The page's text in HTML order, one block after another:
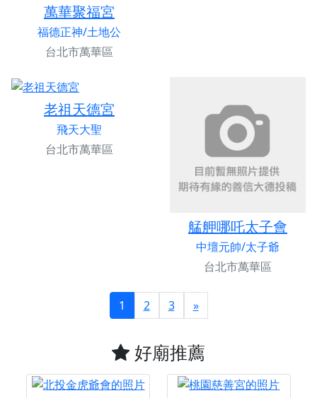
萬華聚福宮
福德正神/土地公
台北市萬華區
老祖天德宮
飛天大聖
台北市萬華區
艋舺哪吒太子會
中壇元帥/太子爺
台北市萬華區
1 2 3 »
好廟推薦